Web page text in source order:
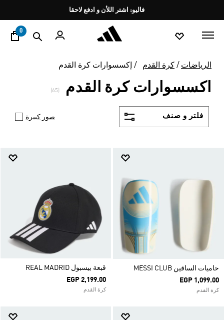
Pause
promotion
rotation
0
الرياضات كرة القدم إكسسوارات كرة القدم
اكسسوارات كرة القدم
فلتر و صنف صور كبيرة
حاميات الساقين MESSI CLUB
EGP 1,099.00
كرة القدم
قبعة بيسبول REAL MADRID
EGP 2,199.00
كرة القدم